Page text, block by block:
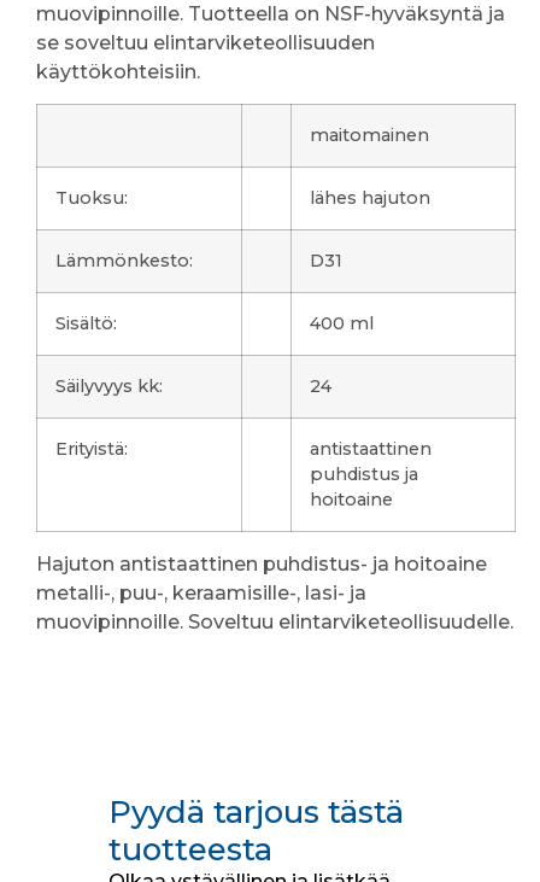
muovipinnoille. Tuotteella on NSF-hyväksyntä ja
se soveltuu elintarviketeollisuuden
käyttökohteisiin.
maitomainen
Tuoksu: lähes hajuton
Lämmönkesto: D31
Sisältö: 400 ml
Säilyvyys kk: 24
Erityistä:
antistaattinen
puhdistus ja
hoitoaine
Hajuton antistaattinen puhdistus- ja hoitoaine
metalli-, puu-, keraamisille-, lasi- ja
muovipinnoille. Soveltuu elintarviketeollisuudelle.
Pyydä tarjous tästä
tuotteesta